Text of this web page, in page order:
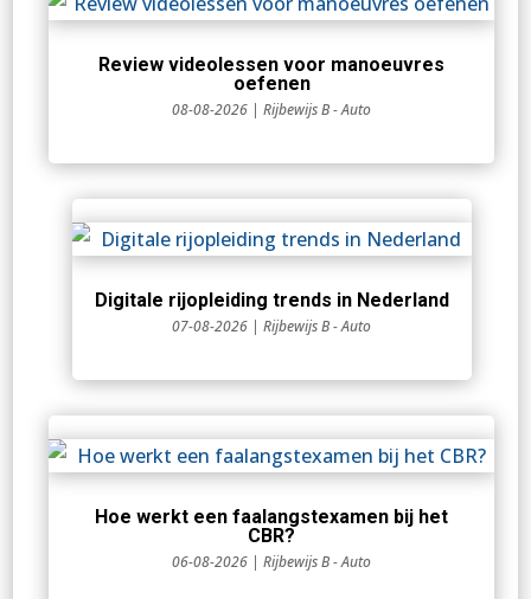
Review videolessen voor manoeuvres
oefenen
08-08-2026 | Rijbewijs B - Auto
Digitale rijopleiding trends in Nederland
07-08-2026 | Rijbewijs B - Auto
Hoe werkt een faalangstexamen bij het
CBR?
06-08-2026 | Rijbewijs B - Auto